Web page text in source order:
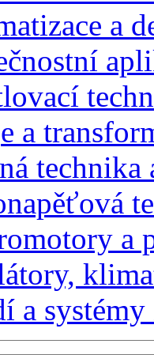
a
a
technika
a
a systémy